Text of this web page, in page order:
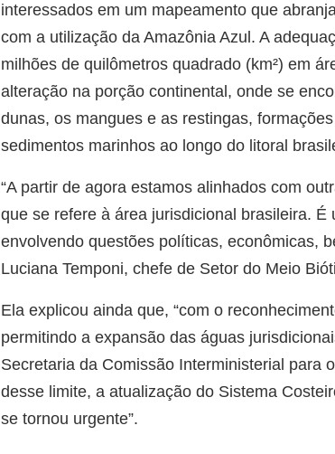
interessados em um mapeamento que
com a utilização da Amazônia Azul. A
milhões de quilômetros quadrado (km²) em
alteração na porção continental, onde se
dunas, os mangues e as restingas,
sedimentos marinhos ao longo do litoral
“A partir de agora estamos alinhados com
que se refere à área jurisdicional brasileira.
envolvendo questões políticas, econômicas,
Luciana Temponi, chefe de Setor do Meio
Ela explicou ainda que, “com o
permitindo a expansão das águas
Secretaria da Comissão Interministerial para
desse limite, a atualização do Sistema
se tornou urgente”.